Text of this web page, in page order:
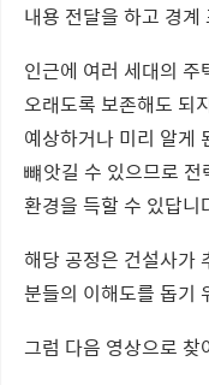
내용 전달을 하고 경
인근에 여러 세대의
오래도록 보존해도 되
예상하거나 미리 알게
뺴앗길 수 있으므로
환경을 득할 수 있답니
해당 공정은 건설사가
분들의 이해도를 돕기
그럼 다음 영상으로 찾